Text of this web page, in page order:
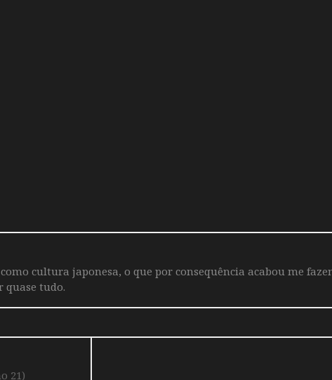
cultura japonesa, o que por consequência acabou me
quase tudo.
21)